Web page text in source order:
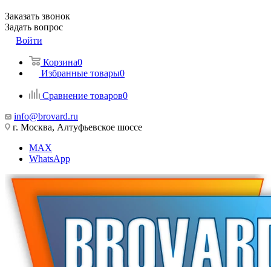
Заказать звонок
Задать вопрос
Войти
Корзина0
Избранные товары0
Сравнение товаров0
info@brovard.ru
г. Москва, Алтуфьевское шоссе
MAX
WhatsApp